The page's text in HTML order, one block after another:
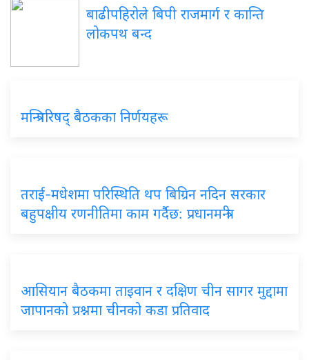
बाढीपहिरोले बिपी राजमार्ग र कान्ति
लोकपथ बन्द
मन्त्रिपरिषद् बैठकका निर्णयहरू
तराई-मधेशमा परिस्थिति थप बिग्रिन नदिन सरकार
बहुपक्षीय रणनीतिमा काम गर्दैछ: प्रधानमन्त्री
आसियान बैठकमा ताइवान र दक्षिण चीन सागर मुद्दामा
जापानको प्रश्नमा चीनको कडा प्रतिवाद